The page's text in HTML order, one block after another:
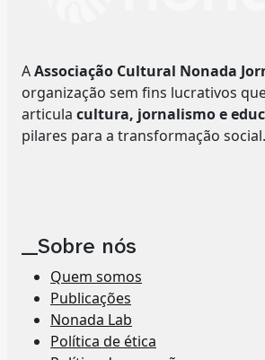
AAssociação Cultural Nonada
organização sem fins lucrativos
articula cultura, jornalismo e
pilares para a transformação social.
__Sobre nós
Quem somos
Publicações
Nonada Lab
Política de ética